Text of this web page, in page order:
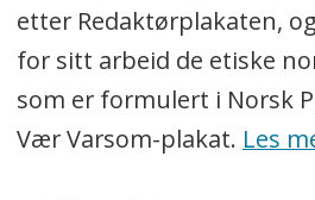
etter Redaktørplakaten,
for sitt arbeid de etiske
som er formulert i Norsk
Vær Varsom-plakat. Les